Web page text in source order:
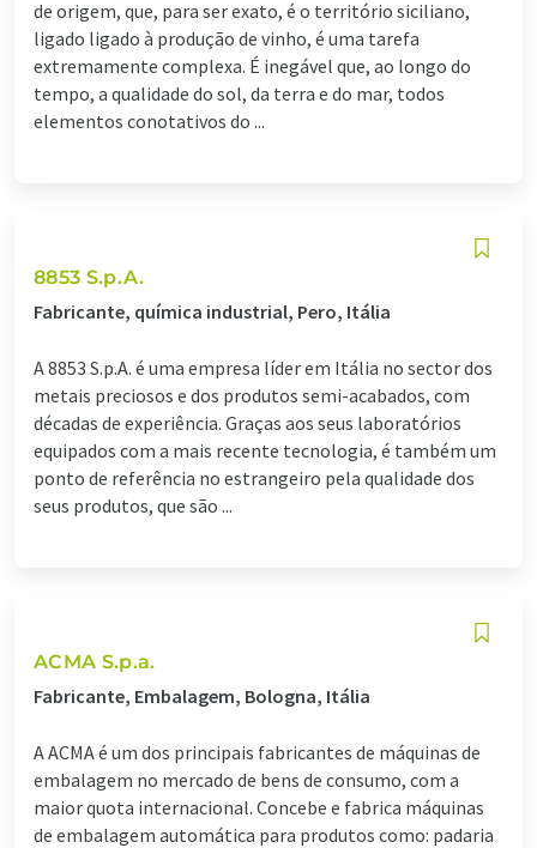
de origem, que, para ser exato, é o território siciliano,
ligado ligado à produção de vinho, é uma tarefa
extremamente complexa. É inegável que, ao longo do
tempo, a qualidade do sol, da terra e do mar, todos
elementos conotativos do ...
8853 S.p.A.
Fabricante, química industrial, Pero, Itália
A 8853 S.p.A. é uma empresa líder em Itália no sector dos
metais preciosos e dos produtos semi-acabados, com
décadas de experiência. Graças aos seus laboratórios
equipados com a mais recente tecnologia, é também um
ponto de referência no estrangeiro pela qualidade dos
seus produtos, que são ...
ACMA S.p.a.
Fabricante, Embalagem, Bologna, Itália
A ACMA é um dos principais fabricantes de máquinas de
embalagem no mercado de bens de consumo, com a
maior quota internacional. Concebe e fabrica máquinas
de embalagem automática para produtos como: padaria